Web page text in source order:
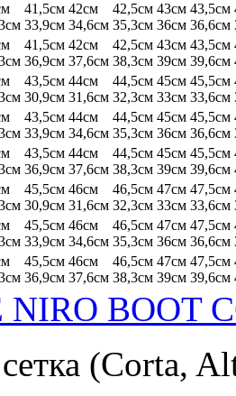
41,5см
33,9см
42см
34,6см
42,5см
35,3см
43см
36см
43,5см
36,6см
41,5см
36,9см
42см
37,6см
42,5см
38,3см
43см
39см
43,5см
39,6см
43,5см
30,9см
44см
31,6см
44,5см
32,3см
45см
33см
45,5см
33,6см
43,5см
33,9см
44см
34,6см
44,5см
35,3см
45см
36см
45,5см
36,6см
43,5см
36,9см
44см
37,6см
44,5см
38,3см
45см
39см
45,5см
39,6см
45,5см
30,9см
46см
31,6см
46,5см
32,3см
47см
33см
47,5см
33,6см
45,5см
33,9см
46см
34,6см
46,5см
35,3см
47см
36см
47,5см
36,6см
45,5см
36,9см
46см
37,6см
46,5см
38,3см
47см
39см
47,5см
39,6см
NIRO BOOT
(Corta,